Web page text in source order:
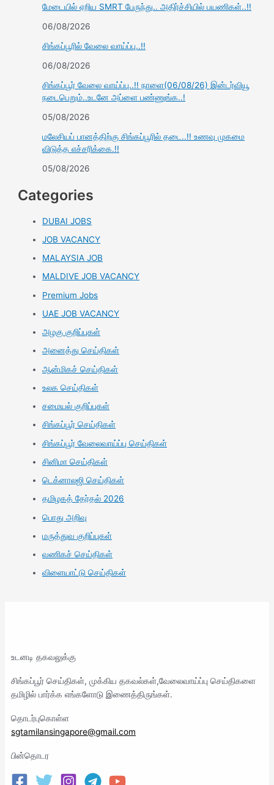
மேடையில் ஏறிய SMRT பேருந்து.. அதிர்ச்சியில் பயணிகள்..!!
06/08/2026
சிங்கப்பூரில் வேலை வாய்ப்பு..!!
06/08/2026
சிங்கப்பூர் வேலை வாய்ப்பு..!! நாளை(06/08/26) இன்டர்வியூ
நடைபெறும்..உடனே அப்ளை பண்ணுங்க..!
05/08/2026
மலேசியப் பானத்திற்கு சிங்கப்பூரில் தடை..!! உணவு முகமை
விடுத்த எச்சரிக்கை.!!
05/08/2026
Categories
DUBAI JOBS
JOB VACANCY
MALAYSIA JOB
MALDIVE JOB VACANCY
Premium Jobs
UAE JOB VACANCY
அழகு குறிப்புகள்
அனைத்து செய்திகள்
ஆன்மிகச் செய்திகள்
உலக செய்திகள்
சமையல் குறிப்புகள்
சிங்கப்பூர் செய்திகள்
சிங்கப்பூர் வேலைவாய்ப்பு செய்திகள்
சினிமா செய்திகள்
டெக்னாலஜி செய்திகள்
தமிழகத் தேர்தல் 2026
பொது அறிவு
மருத்துவ குறிப்புகள்
வணிகச் செய்திகள்
விளையாட்டு செய்திகள்
உடனடி தகவலுக்கு
சிங்கப்பூர் செய்திகள், முக்கிய தகவல்கள்,வேலைவாய்ப்பு செய்திகளை
தமிழில் பார்க்க எங்களோடு இணைத்திருங்கள்.
தொடர்புகொள்ள
sgtamilansingapore@gmail.com
பின்தொடர